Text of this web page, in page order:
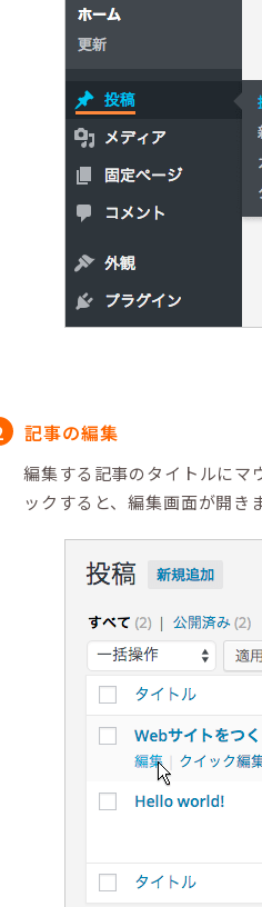
記事の編集
編集する記事のタイトルにマ
ックすると、編集画面が開き